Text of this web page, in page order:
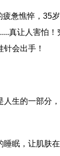
疲惫憔悴，35
真让人害怕！
会出手！
生的一部分
眠，让肌肤